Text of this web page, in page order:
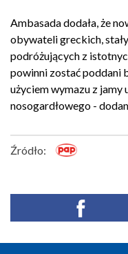
Ambasada dodała, że
obywateli greckich,
podróżujących z
powinni zostać poddani
użyciem wymazu z jamy
nosogardłowego -
Źródło: